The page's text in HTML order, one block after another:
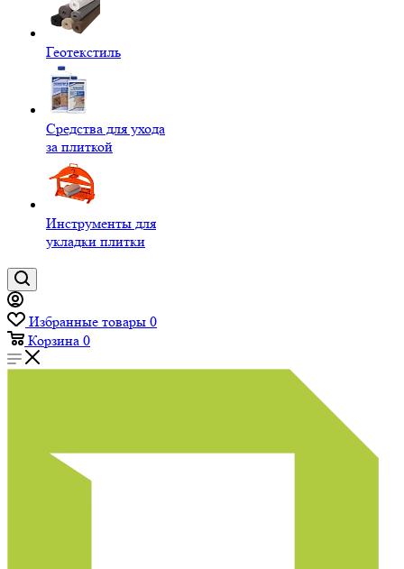
Геотекстиль
Средства для ухода
за плиткой
Инструменты для
укладки плитки
Избранные товары 0
Корзина 0